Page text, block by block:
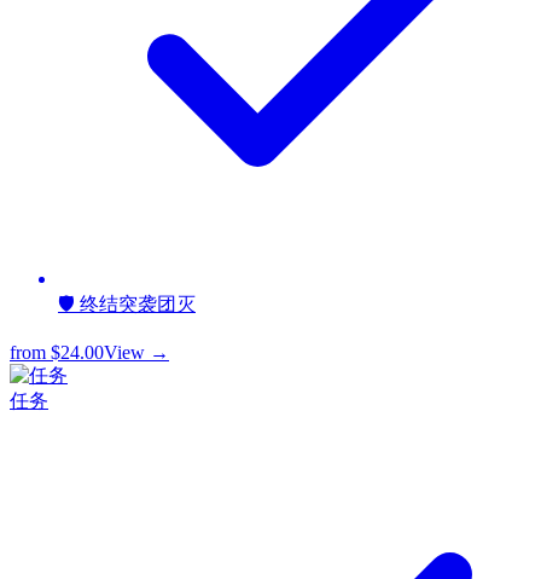
🛡️ 终结突袭团灭
from $24.00View →
任务